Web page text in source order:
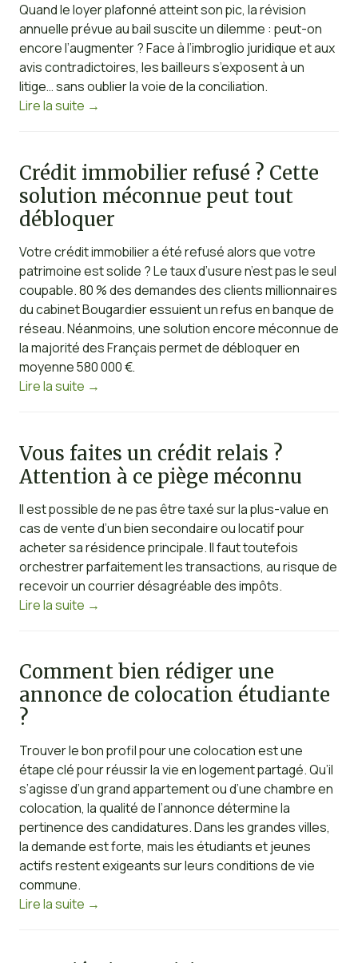
Quand le loyer plafonné atteint son pic, la révision
annuelle prévue au bail suscite un dilemme : peut-on
encore l’augmenter ? Face à l’imbroglio juridique et aux
avis contradictoires, les bailleurs s’exposent à un
litige… sans oublier la voie de la conciliation.
Lire la suite →
Crédit immobilier refusé ? Cette
solution méconnue peut tout
débloquer
Votre crédit immobilier a été refusé alors que votre
patrimoine est solide ? Le taux d’usure n’est pas le seul
coupable. 80 % des demandes des clients millionnaires
du cabinet Bougardier essuient un refus en banque de
réseau. Néanmoins, une solution encore méconnue de
la majorité des Français permet de débloquer en
moyenne 580 000 €.
Lire la suite →
Vous faites un crédit relais ?
Attention à ce piège méconnu
Il est possible de ne pas être taxé sur la plus-value en
cas de vente d’un bien secondaire ou locatif pour
acheter sa résidence principale. Il faut toutefois
orchestrer parfaitement les transactions, au risque de
recevoir un courrier désagréable des impôts.
Lire la suite →
Comment bien rédiger une
annonce de colocation étudiante
?
Trouver le bon profil pour une colocation est une
étape clé pour réussir la vie en logement partagé. Qu’il
s’agisse d’un grand appartement ou d’une chambre en
colocation, la qualité de l’annonce détermine la
pertinence des candidatures. Dans les grandes villes,
la demande est forte, mais les étudiants et jeunes
actifs restent exigeants sur leurs conditions de vie
commune.
Lire la suite →